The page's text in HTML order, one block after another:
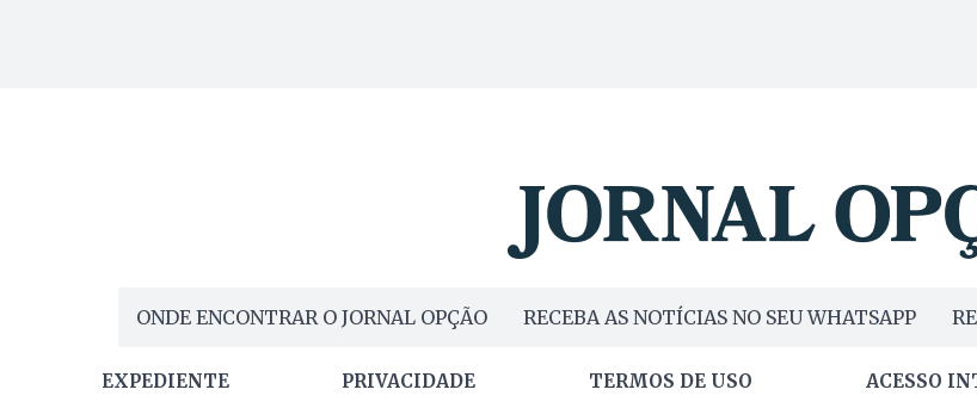
ONDE ENCONTRAR O JORNAL OPÇÃO RECEBA AS NOTÍCIAS NO SEU WHATSAPP
EXPEDIENTE PRIVACIDADE TERMOS DE USO ACESSO